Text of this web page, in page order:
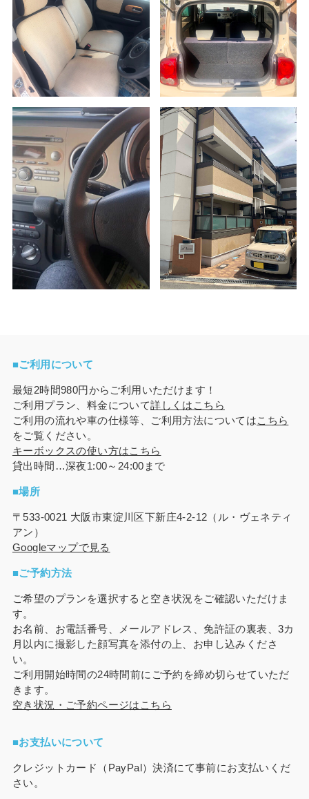
■ご利用について
最短2時間980円からご利用いただけます！
ご利用プラン、料金について詳しくはこちら
ご利用の流れや車の仕様等、ご利用方法についてはこちら
をご覧ください。
キーボックスの使い方はこちら
貸出時間…深夜1:00～24:00まで
■場所
〒533-0021 大阪市東淀川区下新庄4-2-12（ル・ヴェネティ
アン）
Googleマップで見る
■ご予約方法
ご希望のプランを選択すると空き状況をご確認いただけま
す。
お名前、お電話番号、メールアドレス、免許証の裏表、3カ
月以内に撮影した顔写真を添付の上、お申し込みくださ
い。
ご利用開始時間の24時間前にご予約を締め切らせていただ
きます。
空き状況・ご予約ページはこちら
■お支払いについて
クレジットカード（PayPal）決済にて事前にお支払いくだ
さい。